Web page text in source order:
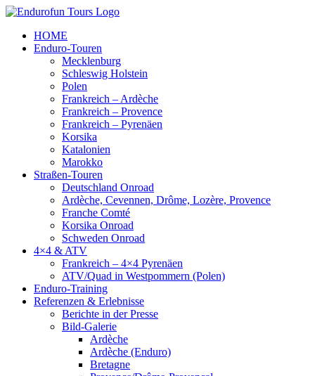
Zum
springenHOME
Enduro-Touren
Mecklenburg
Schleswig Holstein
Polen
Frankreich – Ardèche
Frankreich – Provence
Frankreich – Pyrenäen
Korsika
Katalonien
Marokko
Straßen-Touren
Deutschland Onroad
Ardèche, Cevennen, Drôme, Lozère, Provence
Franche Comté
Korsika Onroad
Schweden Onroad
4×4 & ATV
Frankreich – 4×4 Pyrenäen
ATV/Quad in Westpommern (Polen)
Enduro-Training
Referenzen & Erlebnisse
Berichte in der Presse
Bild-Galerie
Ardèche
Ardèche (Enduro)
Bretagne